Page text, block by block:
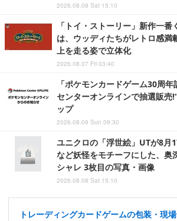
2026.08.08 Sat 15:10
「トイ・ストーリー」新作一
は、ウッディたちがレトロ感満
上を走る姿で立体化
2026.08.07 Fri 03:40
「ポケモンカードゲーム30周
センターオンラインで抽選販売
ップ
2026.08.09 Sun 09:30
ユニクロの「浮世絵」UTが8月
など妖怪をモチーフにした、奥
シャレ 3枚目の写真・画像
2026.08.08 Sat 15:10
トレーディングカードゲームの包装・現